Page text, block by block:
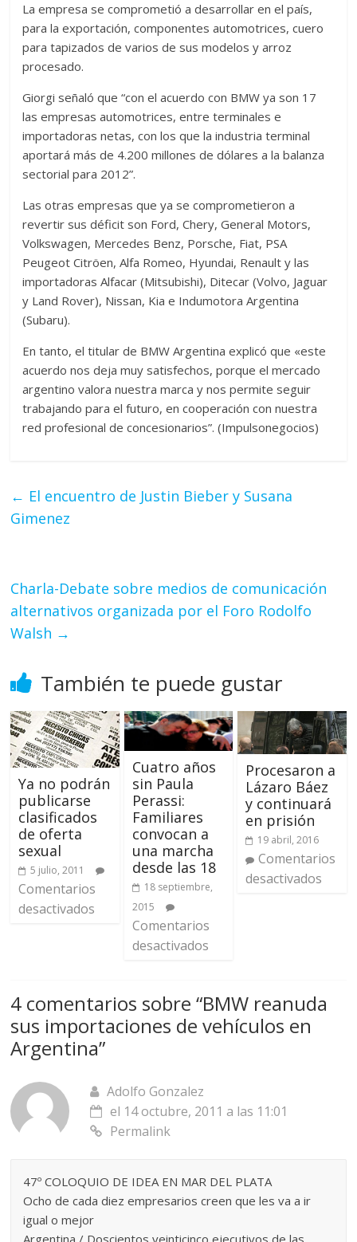
La empresa se comprometió a desarrollar en el país,
para la exportación, componentes automotrices, cuero
para tapizados de varios de sus modelos y arroz
procesado.
Giorgi señaló que “con el acuerdo con BMW ya son 17
las empresas automotrices, entre terminales e
importadoras netas, con los que la industria terminal
aportará más de 4.200 millones de dólares a la balanza
sectorial para 2012”.
Las otras empresas que ya se comprometieron a
revertir sus déficit son Ford, Chery, General Motors,
Volkswagen, Mercedes Benz, Porsche, Fiat, PSA
Peugeot Citröen, Alfa Romeo, Hyundai, Renault y las
importadoras Alfacar (Mitsubishi), Ditecar (Volvo, Jaguar
y Land Rover), Nissan, Kia e Indumotora Argentina
(Subaru).
En tanto, el titular de BMW Argentina explicó que «este
acuerdo nos deja muy satisfechos, porque el mercado
argentino valora nuestra marca y nos permite seguir
trabajando para el futuro, en cooperación con nuestra
red profesional de concesionarios”. (Impulsonegocios)
← El encuentro de Justin Bieber y Susana
Gimenez
Charla-Debate sobre medios de comunicación
alternativos organizada por el Foro Rodolfo
Walsh →
También te puede gustar
Ya no podrán
publicarse
clasificados
de oferta
sexual
5 julio, 2011
Comentarios
desactivados
Cuatro años
sin Paula
Perassi:
Familiares
convocan a
una marcha
desde las 18
18 septiembre,
2015
Comentarios
desactivados
Procesaron a
Lázaro Báez
y continuará
en prisión
19 abril, 2016
Comentarios
desactivados
4 comentarios sobre “BMW reanuda
sus importaciones de vehículos en
Argentina”
Adolfo Gonzalez
el 14 octubre, 2011 a las 11:01
Permalink
47º COLOQUIO DE IDEA EN MAR DEL PLATA
Ocho de cada diez empresarios creen que les va a ir
igual o mejor
Argentina / Doscientos veinticinco ejecutivos de las